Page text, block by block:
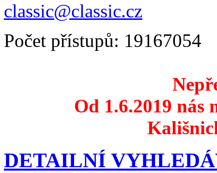
classic@classic.cz
Počet přístupů: 19167054
Od 1.6.2019 nás
DETAILNÍ